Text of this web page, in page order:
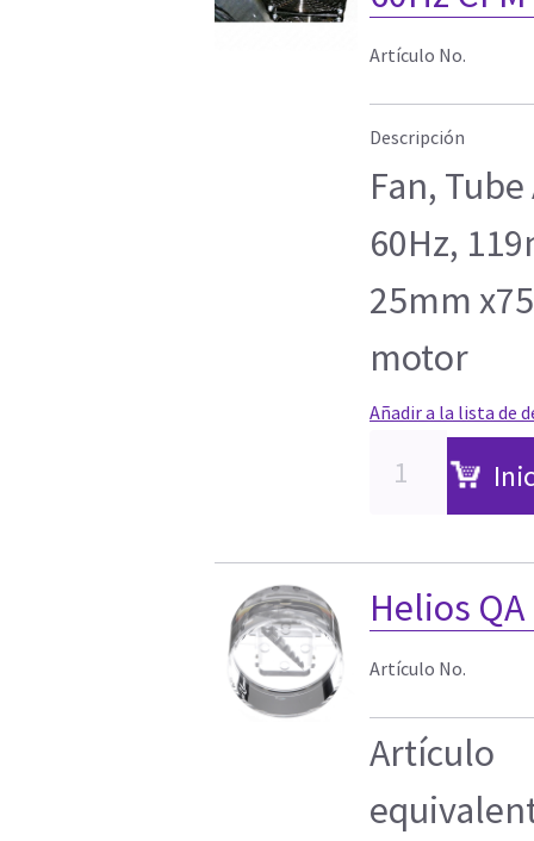
Artículo No.
Descripción
Fan, Tube
60Hz,
25mm
motor
Añadir a la lista de
Helios
Artículo No.
Artículo